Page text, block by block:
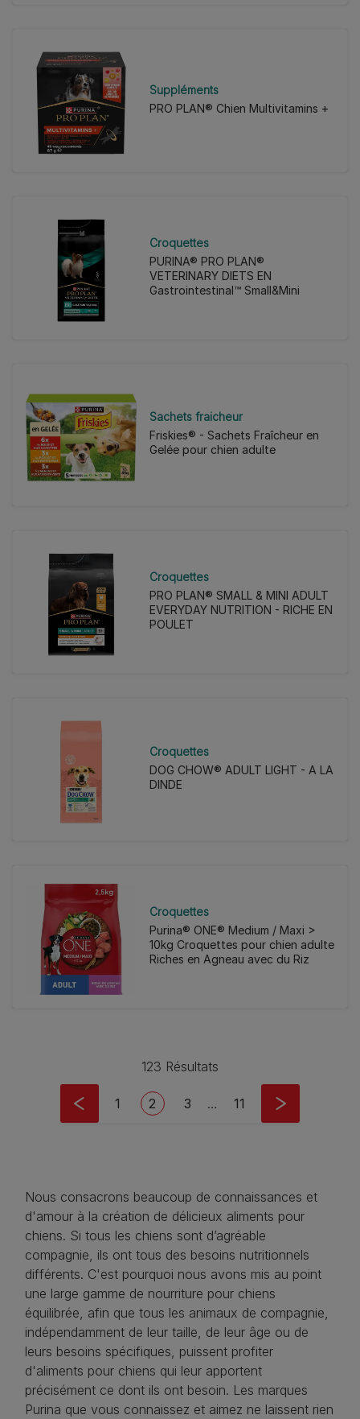
Suppléments
PRO PLAN® Chien Multivitamins +
Croquettes
PURINA® PRO PLAN®
VETERINARY DIETS EN
Gastrointestinal™ Small&Mini
Sachets fraicheur
Friskies® - Sachets Fraîcheur en
Gelée pour chien adulte
Croquettes
PRO PLAN® SMALL & MINI ADULT
EVERYDAY NUTRITION - RICHE EN
POULET
Croquettes
DOG CHOW® ADULT LIGHT - A LA
DINDE
Croquettes
Purina® ONE® Medium / Maxi >
10kg Croquettes pour chien adulte
Riches en Agneau avec du Riz
123 Résultats
Page
1 Current page
2 Page
3 … Last page
11
Nous consacrons beaucoup de connaissances et
d'amour à la création de délicieux aliments pour
chiens. Si tous les chiens sont d’agréable
compagnie, ils ont tous des besoins nutritionnels
différents. C'est pourquoi nous avons mis au point
une large gamme de nourriture pour chiens
équilibrée, afin que tous les animaux de compagnie,
indépendamment de leur taille, de leur âge ou de
leurs besoins spécifiques, puissent profiter
d'aliments pour chiens qui leur apportent
précisément ce dont ils ont besoin. Les marques
Purina que vous connaissez et aimez ne laissent rien